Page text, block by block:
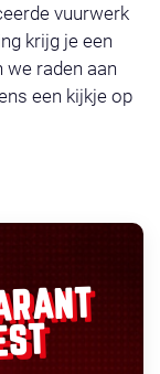
vuurwerk
krijg je een
raden aan
een kijkje op